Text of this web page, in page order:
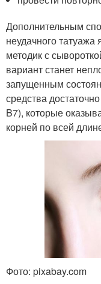
Дополнительным
неудачного
методик с
вариант станет
запущенным
средства
B7), которые
корней по всей
Фото: pixabay.com